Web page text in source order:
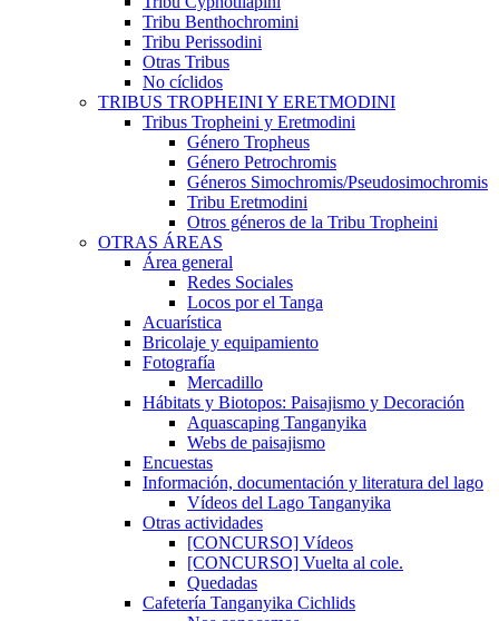
Tribu Benthochromini
Tribu Perissodini
Otras Tribus
No cíclidos
TRIBUS TROPHEINI Y ERETMODINI
Tribus Tropheini y Eretmodini
Género Tropheus
Género Petrochromis
Géneros Simochromis/Pseudosimochromis
Tribu Eretmodini
Otros géneros de la Tribu Tropheini
OTRAS ÁREAS
Área general
Redes Sociales
Locos por el Tanga
Acuarística
Bricolaje y equipamiento
Fotografía
Mercadillo
Hábitats y Biotopos: Paisajismo y Decoración
Aquascaping Tanganyika
Webs de paisajismo
Encuestas
Información, documentación y literatura del lago
Vídeos del Lago Tanganyika
Otras actividades
[CONCURSO] Vídeos
[CONCURSO] Vuelta al cole.
Quedadas
Cafetería Tanganyika Cichlids